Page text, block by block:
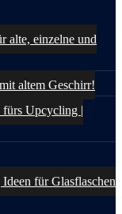
alte, einzelne und
altem Geschirr!
fürs Upcycling |
für Glasflaschen